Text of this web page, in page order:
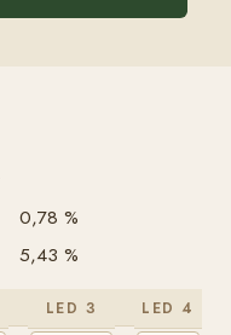
0,78 %
5,43 %
LED 3 LED 4